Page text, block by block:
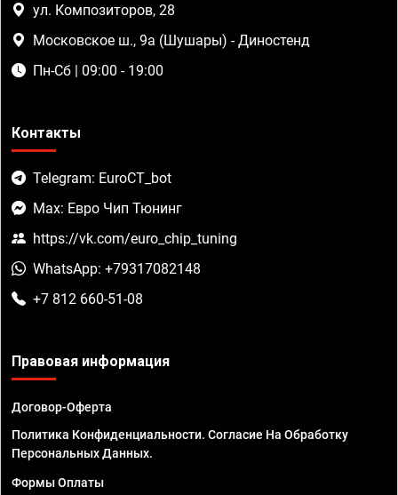
ул. Композиторов, 28
Московское ш., 9а (Шушары) - Диностенд
Пн-Сб | 09:00 - 19:00
Контакты
Telegram: EuroCT_bot
Max: Евро Чип Тюнинг
https://vk.com/euro_chip_tuning
WhatsApp: +79317082148
+7 812 660-51-08
Правовая информация
Договор-Оферта
Политика Конфиденциальности. Согласие На Обработку
Персональных Данных.
Формы Оплаты